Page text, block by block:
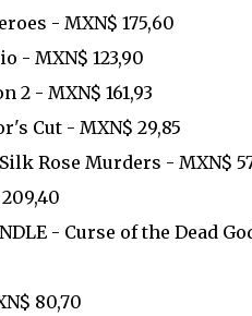
- MXN$ 175,60
- MXN$ 123,90
2 - MXN$ 161,93
Cut - MXN$ 29,85
Rose Murders - MXN$
- Curse of the Dead
80,70